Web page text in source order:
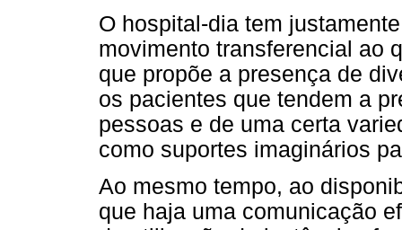
O hospital-dia tem
movimento transferencial ao
que propõe a presença de
os pacientes que tendem a
pessoas e de uma certa
como suportes imaginários
Ao mesmo tempo, ao
que haja uma comunicação